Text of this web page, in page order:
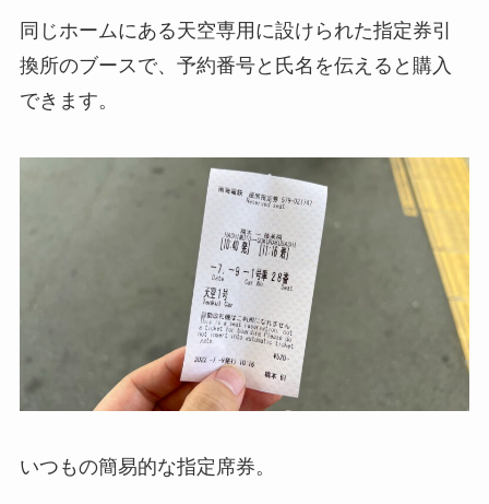
同じホームにある天空専用に設けられた指定券引
換所のブースで、予約番号と氏名を伝えると購入
できます。
いつもの簡易的な指定席券。